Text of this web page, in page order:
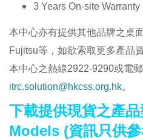
3 Years On-site Warranty
本中心亦有提供其他品牌之桌
Fujitsu等，如欲索取更多產品
本中心之熱線2922-9290或電
itrc.solution@hkcss.org.hk。
下載提供現貨之產
Models (資訊只供